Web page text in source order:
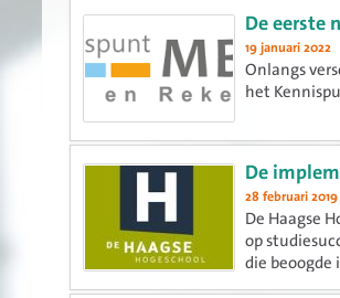
De eerste
19 januari 2022
Onlangs
het
De
28 februari 2019
De Haagse
op
die
tot nu toe